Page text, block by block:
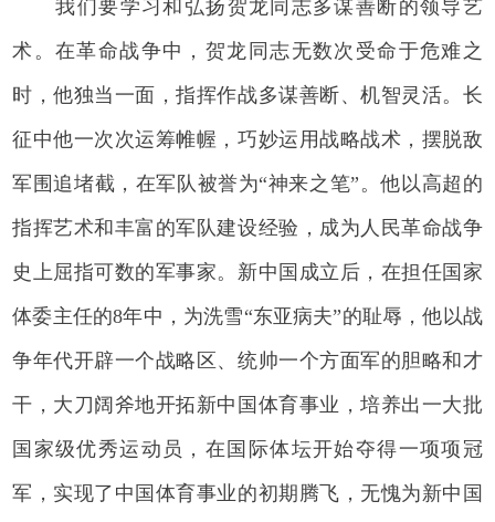
我们要学习和弘扬贺龙同志多谋善断的领导艺
术。在革命战争中，贺龙同志无数次受命于危难之
时，他独当一面，指挥作战多谋善断、机智灵活。长
征中他一次次运筹帷幄，巧妙运用战略战术，摆脱敌
军围追堵截，在军队被誉为“神来之笔”。他以高超的
指挥艺术和丰富的军队建设经验，成为人民革命战争
史上屈指可数的军事家。新中国成立后，在担任国家
体委主任的8年中，为洗雪“东亚病夫”的耻辱，他以战
争年代开辟一个战略区、统帅一个方面军的胆略和才
干，大刀阔斧地开拓新中国体育事业，培养出一大批
国家级优秀运动员，在国际体坛开始夺得一项项冠
军，实现了中国体育事业的初期腾飞，无愧为新中国